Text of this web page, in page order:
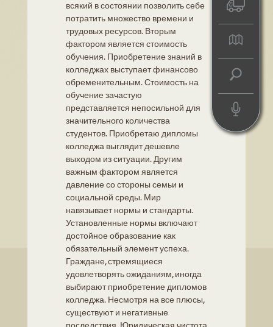
всякий в состоянии позволить себе
потратить множество времени и
трудовых ресурсов. Вторым
фактором является стоимость
обучения. Приобретение знаний в
колледжах выступает финансово
обременительным. Стоимость на
обучение зачастую
представляется непосильной для
значительного количества
студентов. Приобретаю дипломы
колледжа выглядит дешевле
выходом из ситуации. Другим
важным фактором является
давление со стороны семьи и
социальной среды. Мир
навязывает нормы и стандарты.
Установленные нормы включают
достойное образование как
обязательный элемент успеха.
Граждане, стремящиеся
удовлетворять ожиданиям, иногда
выбирают приобретение дипломов
колледжа. Несмотря на все плюсы,
существуют и негативные